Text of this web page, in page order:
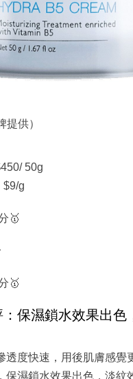
提供）
50g
$9/g
🥇
🥇
保濕鎖水效果出色
透度快速，用後肌膚感覺
保濕鎖水效果出色，淡紋